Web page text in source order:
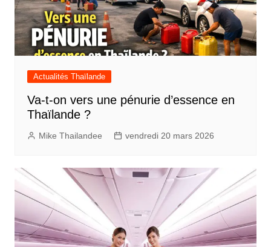
Actualités Thaïlande
Va-t-on vers une pénurie d’essence en
Thaïlande ?
Mike Thailandee vendredi 20 mars 2026